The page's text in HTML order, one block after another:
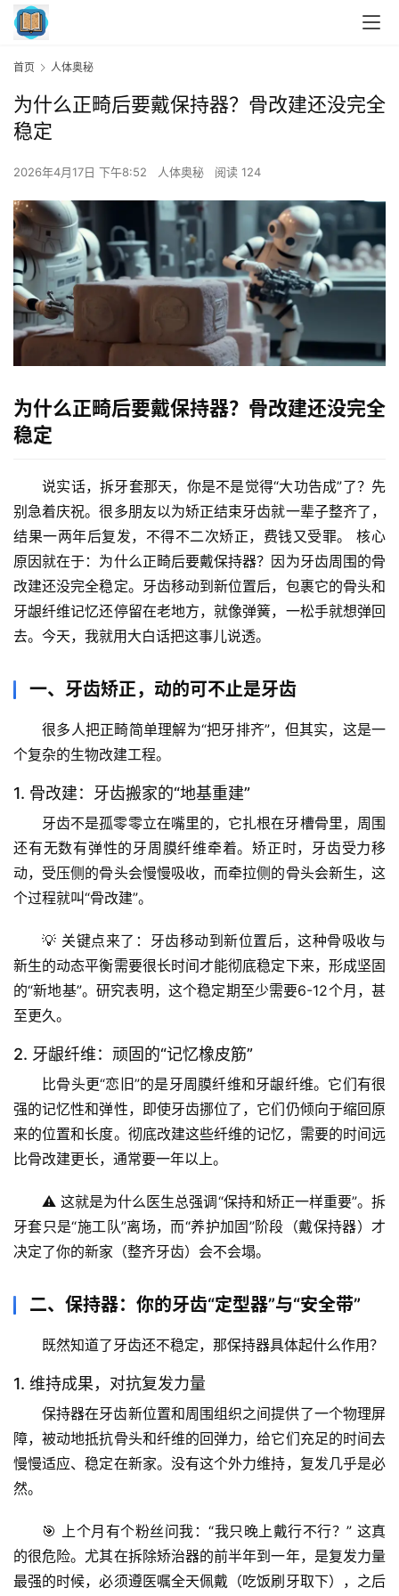
首
页
题
列
表
首页 人体奥秘
为什么正畸后要戴保持器？骨改建还没完全
稳定
2026年4月17日 下午8:52 人体奥秘 阅读 124
为什么正畸后要戴保持器？骨改建还没完全
稳定
说实话，拆牙套那天，你是不是觉得“大功告成”了？先
别急着庆祝。很多朋友以为矫正结束牙齿就一辈子整齐了，
结果一两年后复发，不得不二次矫正，费钱又受罪。
核心
原因就在于： 为什么正畸后要戴保持器？因为牙齿周围的骨
改建还没完全稳定。牙齿移动到新位置后，包裹它的骨头和
牙龈纤维记忆还停留在老地方，就像弹簧，一松手就想弹回
去。今天，我就用大白话把这事儿说透。
一、牙齿矫正，动的可不止是牙齿
很多人把正畸简单理解为“把牙排齐”，但其实，这是一
个复杂的生物改建工程。
1. 骨改建：牙齿搬家的“地基重建”
牙齿不是孤零零立在嘴里的，它扎根在牙槽骨里，周围
还有无数有弹性的牙周膜纤维牵着。矫正时，牙齿受力移
动， 受压侧的骨头会慢慢吸收，而牵拉侧的骨头会新生，这
个过程就叫“骨改建”。
💡 关键点来了 ：牙齿移动到新位置后，这种骨吸收与
新生的动态平衡需要很长时间才能彻底稳定下来，形成坚固
的“新地基”。研究表明， 这个稳定期至少需要6-12个月，甚
至更久。
2. 牙龈纤维：顽固的“记忆橡皮筋”
比骨头更“恋旧”的是牙周膜纤维和牙龈纤维。它们有很
强的记忆性和弹性，即使牙齿挪位了，它们仍倾向于缩回原
来的位置和长度。 彻底改建这些纤维的记忆，需要的时间远
比骨改建更长，通常要一年以上。
⚠️ 这就是为什么医生总强调“保持和矫正一样重要”。拆
牙套只是“施工队”离场，而“养护加固”阶段（戴保持器）才
决定了你的新家（整齐牙齿）会不会塌。
二、保持器：你的牙齿“定型器”与“安全带”
既然知道了牙齿还不稳定，那保持器具体起什么作用？
1. 维持成果，对抗复发力量
保持器在牙齿新位置和周围组织之间提供了一个物理屏
障，被动地抵抗骨头和纤维的回弹力，给它们充足的时间去
慢慢适应、稳定在新家。没有这个外力维持，复发几乎是必
然。
🎯 上个月有个粉丝问我 ：“我只晚上戴行不行？” 这真
的很危险。尤其在拆除矫治器的前半年到一年，是复发力量
最强的时候，必须遵医嘱全天佩戴（吃饭刷牙取下） ，之后